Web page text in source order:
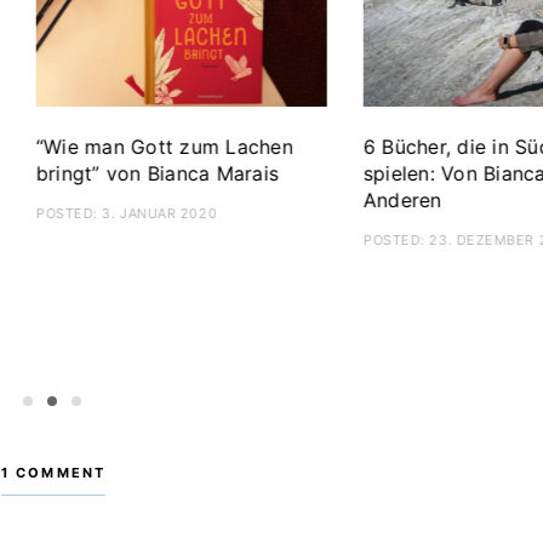
Festlich
geniessen“ von Donna Hay
POSTED:1. DEZEMBER 2019
“Bienvenue –
1 2 3
1 COMMENT